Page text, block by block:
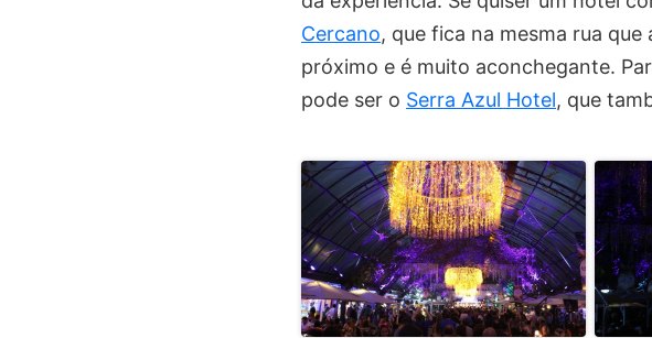
Cercano, que fica na mesma rua que
próximo e é muito aconchegante.
pode ser o Serra Azul Hotel, que